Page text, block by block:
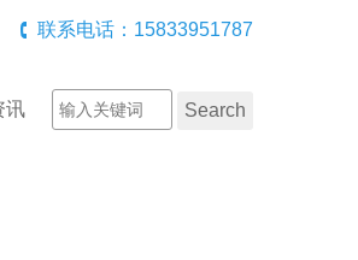
联系电话：15833951787
讯